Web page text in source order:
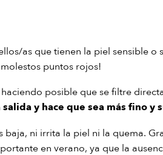
as que tienen la piel sensible o
puntos rojos!
posible que se filtre
salida y hace que sea más fino y
ni irrita la piel ni la quema.
en verano, ya que la